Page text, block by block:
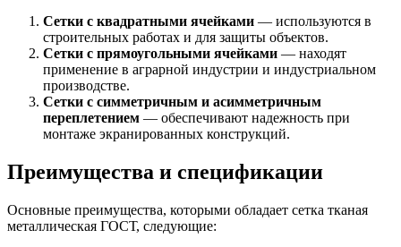
Лента
медная
Лист
медный
медная
Круг
бронзовый
Олово,
cвинец,
нихром
стальные
Фитинги
резьбовые
чугунные
стальные
Труба ВГП
стальные
Сетки с квадратными ячейками — используются в
строительных работах и для защиты объектов.
Сетки с прямоугольными ячейками — находят
применение в аграрной индустрии и индустриальном
производстве.
Сетки с симметричным и асимметричным
переплетением — обеспечивают надежность при
монтаже экранированных конструкций.
Преимущества и спецификации
Основные преимущества, которыми обладает сетка тканая
металлическая ГОСТ, следующие: